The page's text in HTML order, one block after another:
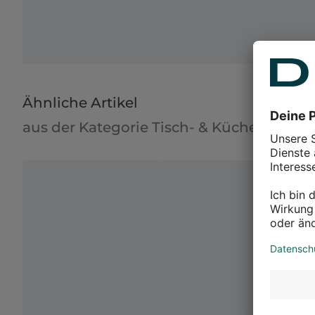
Ähnliche Artikel
aus der Kategorie Tisch- &